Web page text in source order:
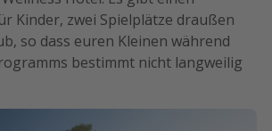
Kinder, zwei Spielplätze draußen
so dass euren Kleinen während
bestimmt nicht langweilig